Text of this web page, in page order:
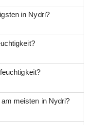
in Nydri?
meisten in Nydri?